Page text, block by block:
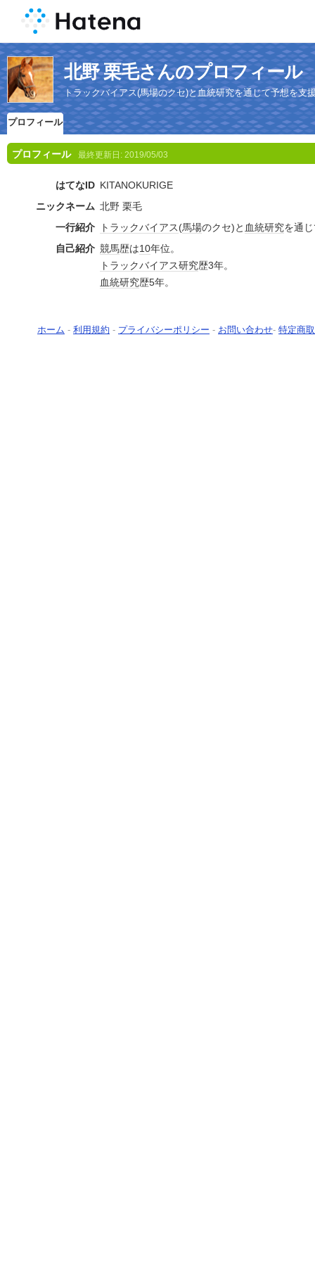
北野 栗毛さんのプロフィール
トラックバイアス(馬場のクセ)と血統研究を通じて予想を支
プロフィール
プロフィール 最終更新日: 2019/05/03
はてなID KITANOKURIGE
ニックネーム 北野 栗毛
一行紹介
トラックバイアス(馬場のクセ)と 血統研究を通
自己紹介 競馬歴は10年位。
トラックバイアス研究歴3年。
血統研究歴5年。
ホーム - 利用規約 - プライバシーポリシー - お問い合わせ- 特定商